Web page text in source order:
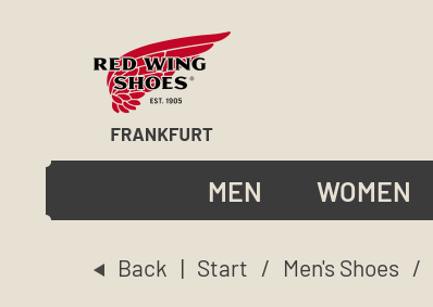
MEN WOMEN
Back | Start / Men's Shoes /